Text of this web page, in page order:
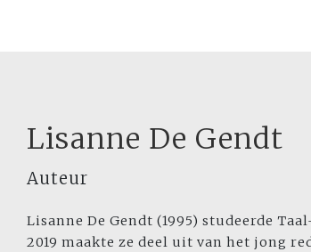
Lisanne De Gendt
Auteur
Lisanne De Gendt (1995) studeerde
2019 maakte ze deel uit van het jong